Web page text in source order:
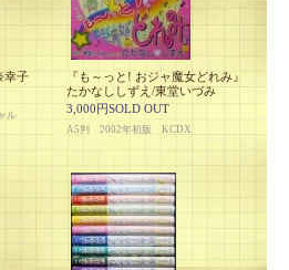
幸子
ル
『も～っと! おジャ魔女どれみ』
たかなししずえ/東堂いづみ
3,000円SOLD OUT
A5判 2002年初版 KCDX